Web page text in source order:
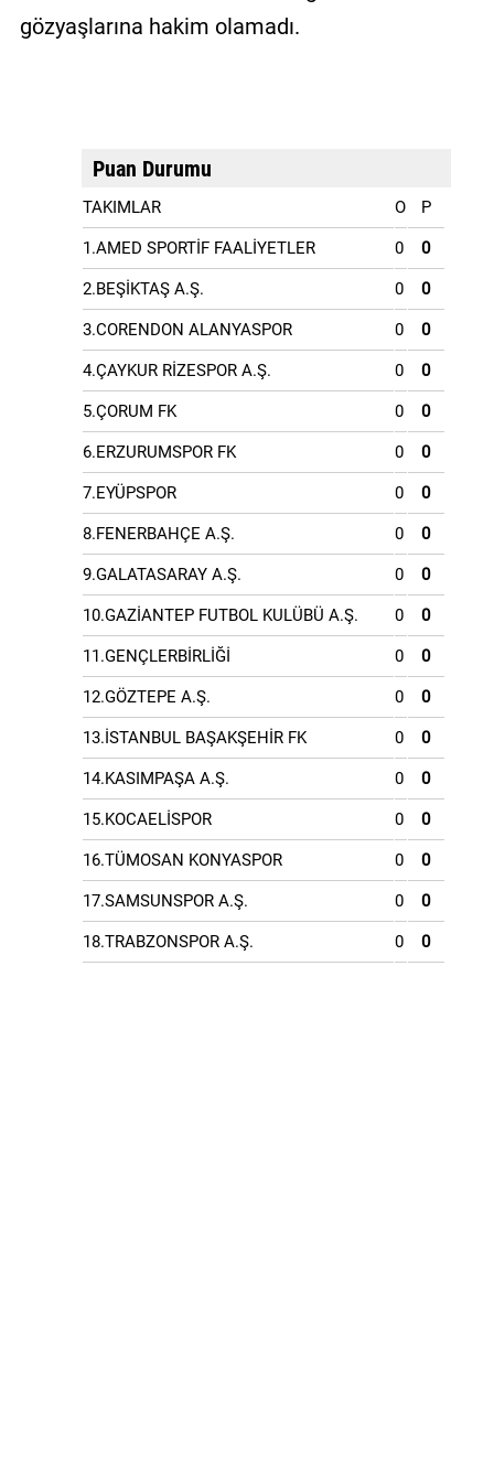
gözyaşlarına hakim olamadı.
Puan Durumu
TAKIMLAR O P
1.AMED SPORTİF FAALİYETLER 0 0
2.BEŞİKTAŞ A.Ş. 0 0
3.CORENDON ALANYASPOR 0 0
4.ÇAYKUR RİZESPOR A.Ş. 0 0
5.ÇORUM FK 0 0
6.ERZURUMSPOR FK 0 0
7.EYÜPSPOR 0 0
8.FENERBAHÇE A.Ş. 0 0
9.GALATASARAY A.Ş. 0 0
10.GAZİANTEP FUTBOL KULÜBÜ A.Ş. 0 0
11.GENÇLERBİRLİĞİ 0 0
12.GÖZTEPE A.Ş. 0 0
13.İSTANBUL BAŞAKŞEHİR FK 0 0
14.KASIMPAŞA A.Ş. 0 0
15.KOCAELİSPOR 0 0
16.TÜMOSAN KONYASPOR 0 0
17.SAMSUNSPOR A.Ş. 0 0
18.TRABZONSPOR A.Ş. 0 0